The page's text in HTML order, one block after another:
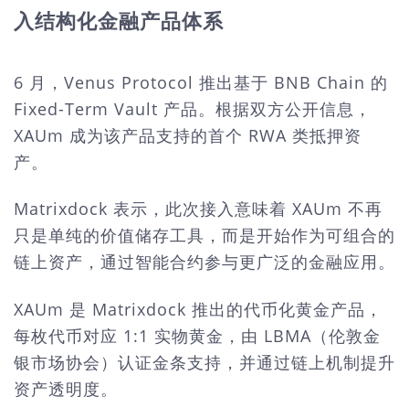
入结构化金融产品体系
6 月，Venus Protocol 推出基于 BNB Chain 的
Fixed-Term Vault 产品。根据双方公开信息，
XAUm 成为该产品支持的首个 RWA 类抵押资
产。
Matrixdock 表示，此次接入意味着 XAUm 不再
只是单纯的价值储存工具，而是开始作为可组合的
链上资产，通过智能合约参与更广泛的金融应用。
XAUm 是 Matrixdock 推出的代币化黄金产品，
每枚代币对应 1:1 实物黄金，由 LBMA（伦敦金
银市场协会）认证金条支持，并通过链上机制提升
资产透明度。